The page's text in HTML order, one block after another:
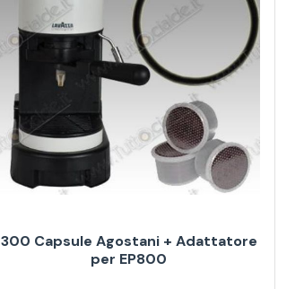
300 Capsule Agostani + Adattatore
per EP800